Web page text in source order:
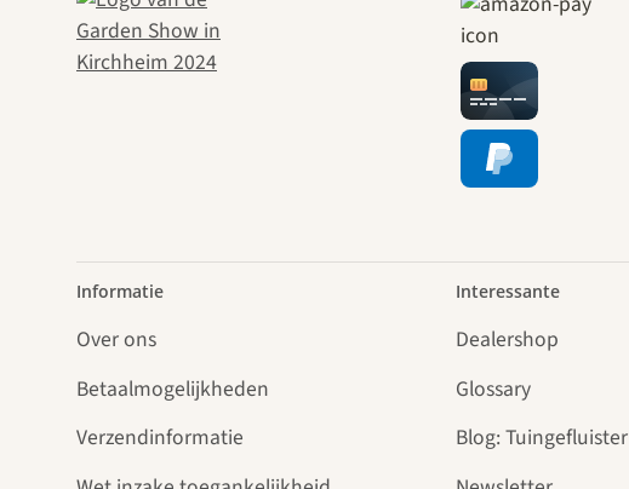
Informatie
Over ons
Betaalmogelijkheden
Verzendinformatie
Interessante
Dealershop
Glossary
Blog: Tuingefluister